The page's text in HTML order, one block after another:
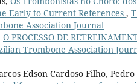
Early to Current References ,
Association Journal
O PROCESSO DE
Trombone Association
Edson Cardoso Filho,